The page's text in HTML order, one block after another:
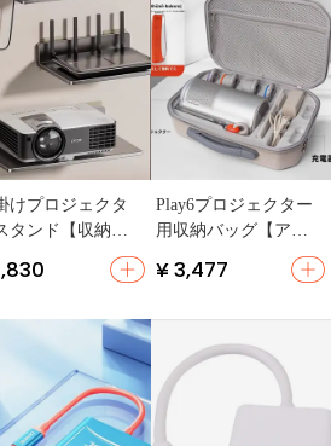
けプロジェクタ
タンド【収納ト
付き・ルーター
Play6プロジェクター
用収納バッグ【アク
セサリー収納可能・
持ち運び用】
¥ 3,477